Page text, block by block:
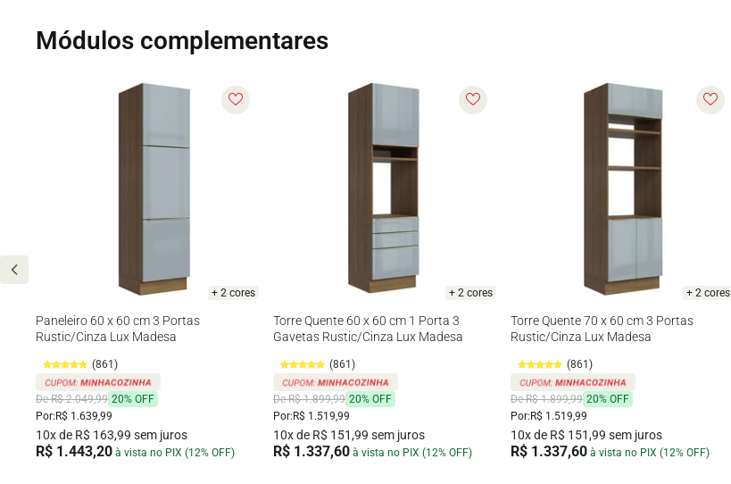
Módulos complementares
+ 2 cores
Paneleiro 60 x 60 cm 3 Portas
Rustic/Cinza Lux Madesa
(861)
De R$ 2.049,99 20% OFF
Por:R$ 1.639,99
10x de R$ 163,99 sem juros
R$ 1.443,20 à vista no PIX (12% OFF)
+ 2 cores
Torre Quente 60 x 60 cm 1 Porta 3
Gavetas Rustic/Cinza Lux Madesa
(861)
De R$ 1.899,99 20% OFF
Por:R$ 1.519,99
10x de R$ 151,99 sem juros
R$ 1.337,60 à vista no PIX (12% OFF)
+ 2 cores
Torre Quente 70 x 60 cm 3 Portas
Rustic/Cinza Lux Madesa
(861)
De R$ 1.899,99 20% OFF
Por:R$ 1.519,99
10x de R$ 151,99 sem juros
R$ 1.337,60 à vista no PIX (12% OFF)